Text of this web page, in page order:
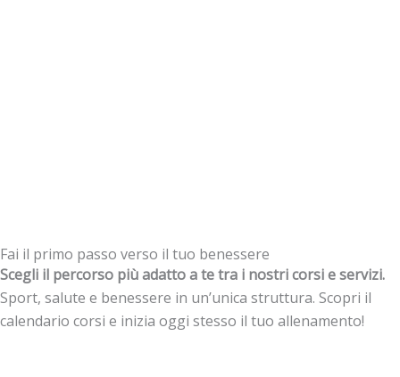
Fai il primo passo verso il tuo benessere
Scegli il percorso più adatto a te tra i nostri corsi e servizi.
Sport, salute e benessere in un’unica struttura. Scopri il
calendario corsi e inizia oggi stesso il tuo allenamento!